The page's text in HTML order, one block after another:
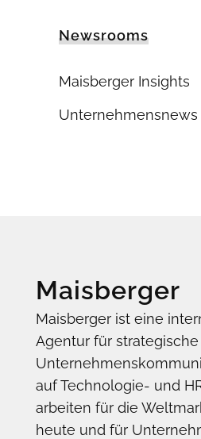
Newsrooms
Maisberger Insights
Unternehmensnews
Maisberger
Maisberger ist eine
Agentur für strategische
auf Technologie- und
arbeiten für die
heute und für